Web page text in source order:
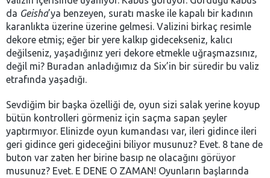
da Geisha’ya benzeyen, suratı maske ile kapalı bir kadının
karanlıkta üzerine üzerine gelmesi. Valizini birkaç resimle
dekore etmiş; eğer bir yere kalkıp gidecekseniz, kalıcı
değilseniz, yaşadığınız yeri dekore etmekle uğraşmazsınız,
değil mi? Buradan anladığımız da Six’in bir süredir bu valiz
etrafında yaşadığı.
Sevdiğim bir başka özelliği de, oyun sizi salak yerine koyup
bütün kontrolleri görmeniz için saçma sapan şeyler
yaptırmıyor. Elinizde oyun kumandası var, ileri gidince ileri
geri gidince geri gideceğini biliyor musunuz? Evet. 8 tane de
buton var zaten her birine basıp ne olacağını görüyor
musunuz? Evet. E DENE O ZAMAN! Oyunların başlarında